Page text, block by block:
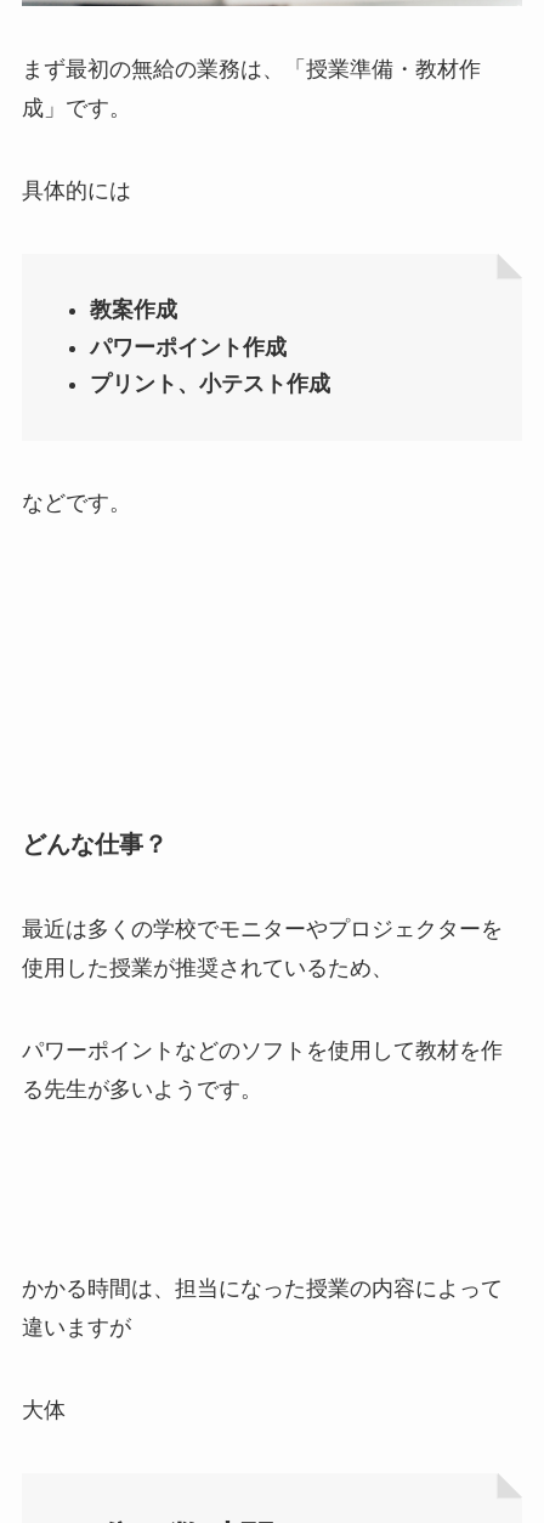
まず最初の無給の業務は、「授業準備・教材作
成」です。
具体的には
教案作成
パワーポイント作成
プリント、小テスト作成
などです。
どんな仕事？
最近は多くの学校でモニターやプロジェクターを
使用した授業が推奨されているため、
パワーポイントなどのソフトを使用して教材を作
る先生が多いようです。
かかる時間は、担当になった授業の内容によって
違いますが
大体